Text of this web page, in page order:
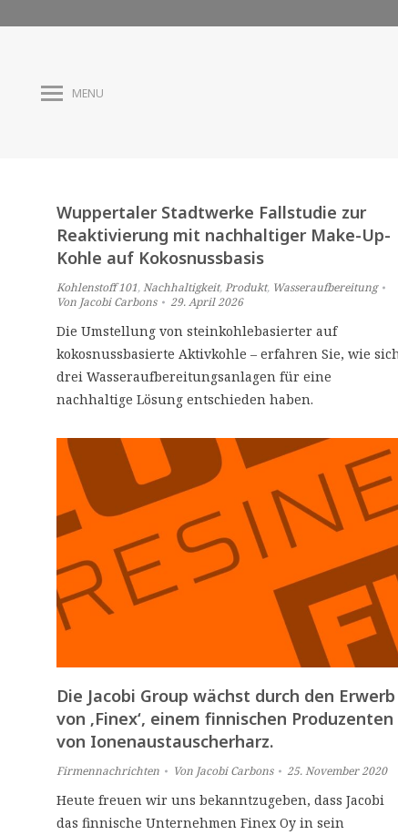
MENU
Wuppertaler Stadtwerke Fallstudie zur
Reaktivierung mit nachhaltiger Make-Up-
Kohle auf Kokosnussbasis
Kohlenstoff 101,Nachhaltigkeit,Produkt, Wasseraufbereitung
Von Jacobi Carbons 29. April 2026
Die Umstellung von steinkohlebasierter auf
kokosnussbasierte Aktivkohle – erfahren Sie, wie
drei Wasseraufbereitungsanlagen für eine
nachhaltige Lösung entschieden haben.
Die Jacobi Group wächst durch den Erwerb
von ‚Finex‘, einem finnischen Produzenten
von Ionenaustauscherharz.
Firmennachrichten Von Jacobi Carbons 25. November 2020
Heute freuen wir uns bekanntzugeben, dass Jacobi
das finnische Unternehmen Finex Oy in sein